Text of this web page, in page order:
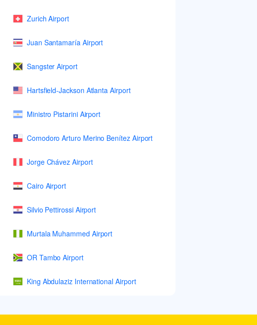
Zurich Airport
Juan Santamaría Airport
Sangster Airport
Hartsfield-Jackson Atlanta Airport
Ministro Pistarini Airport
Comodoro Arturo Merino Benítez Airport
Jorge Chávez Airport
Cairo Airport
Silvio Pettirossi Airport
Murtala Muhammed Airport
OR Tambo Airport
King Abdulaziz International Airport